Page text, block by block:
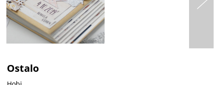
Ostalo